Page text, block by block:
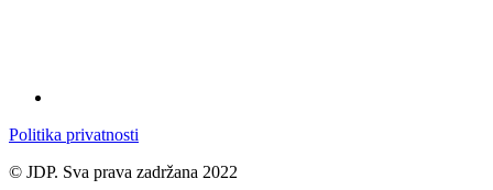
Politika privatnosti
© JDP. Sva prava zadržana 2022